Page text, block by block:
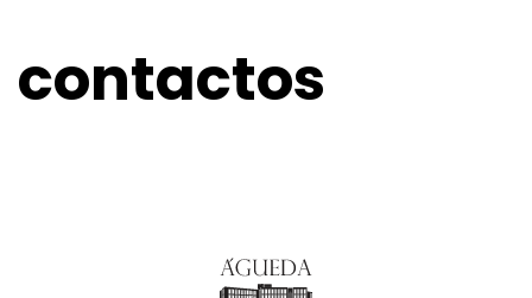
contactos